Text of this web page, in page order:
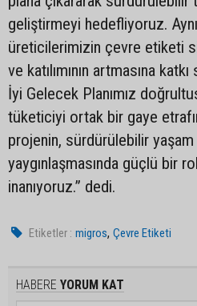
geliştirmeyi hedefliyoruz.
üreticilerimizin çevre etiketi
ve katılımının artmasına
İyi Gelecek Planımız
tüketiciyi ortak bir gaye
projenin, sürdürülebilir
yaygınlaşmasında güçlü bir
inanıyoruz.” dedi.
Etiketler : migros,Çevre Etiketi
HABERE YORUM KAT